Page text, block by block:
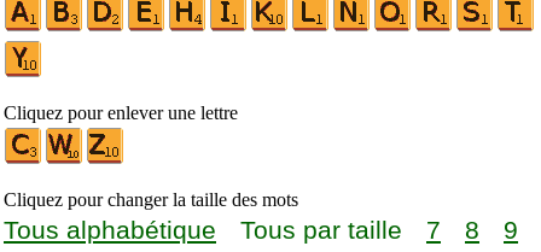
Cliquez pour enlever une lettre
Cliquez pour changer la taille des mots
Tous alphabétique Tous par taille 7 8
9